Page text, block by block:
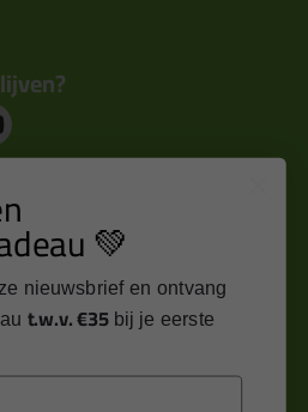
deals rechtstreeks in je
💚
nieuwsbrief en ontvang
t.w.v. €35 bij je eerste